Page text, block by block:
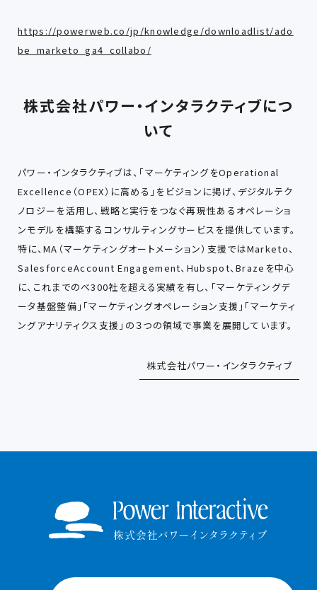
https://powerweb.co/jp/knowledge/downloadlist/ado
be_marketo_ga4_collabo/
株式会社パワー・インタラクティブにつ
いて
パワー・インタラクティブは、「マーケティングをOperational
Excellence（OPEX）に高める」をビジョンに掲げ、デジタルテク
ノロジーを活用し、戦略と実行をつなぐ再現性あるオペレーショ
ンモデルを構築するコンサルティングサービスを提供しています。
特に、MA（マーケティングオートメーション）支援ではMarketo、
SalesforceAccount Engagement、Hubspot、Brazeを中心
に、これまでのべ300社を超える実績を有し、「マーケティングデ
ータ基盤整備」「マーケティングオペレーション支援」「マーケティ
ングアナリティクス支援」の３つの領域で事業を展開しています。
株式会社パワー・インタラクティブ